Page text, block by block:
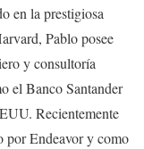
en la prestigiosa
Pablo posee
y consultoría
el Banco Santander
Recientemente
por Endeavor y como